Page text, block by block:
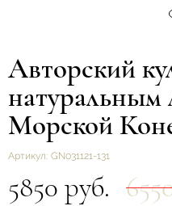
Авторский
натуральным
Морской
Артикул: GN031121-131
5850 руб.